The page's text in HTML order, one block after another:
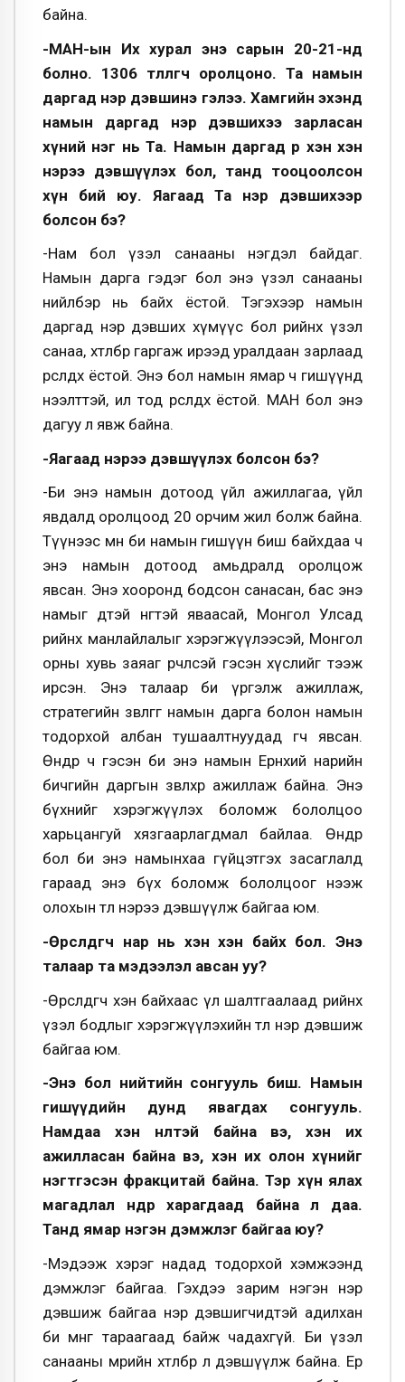
байна.
-МАН-ын Их хурал энэ сарын 20-21-нд
болно. 1306 төлөөлөгч оролцоно. Та намын
даргад нэр дэвшинэ гэлээ. Хамгийн эхэнд
намын даргад нэр дэвшихээ зарласан
хүний нэг нь Та. Намын даргад өөр хэн хэн
нэрээ дэвшүүлэх бол, танд тооцоолсон
хүн бий юу. Яагаад Та нэр дэвшихээр
болсон бэ?
-Нам бол үзэл санааны нэгдэл байдаг.
Намын дарга гэдэг бол энэ үзэл санааны
нийлбэр нь байх ёстой. Тэгэхээр намын
даргад нэр дэвших хүмүүс бол өөрийнхөө үзэл
санаа, хөтөлбөрөө гаргаж ирээд уралдаан зарлаад
өрсөлдөх ёстой. Энэ бол намын ямар ч гишүүнд
нээлттэй, ил тод өрсөлдөх ёстой. МАН бол энэ
дагуу л явж байна.
-Яагаад нэрээ дэвшүүлэх болсон бэ?
-Би энэ намын дотоод үйл ажиллагаа, үйл
явдалд оролцоод 20 орчим жил болж байна.
Түүнээс өмнө би намын гишүүн биш байхдаа ч
энэ намын дотоод амьдралд оролцож
явсан. Энэ хооронд бодсон санасан, бас энэ
намыг өөдтэй өнгөтэй яваасай, Монгол Улсад
өөрийнхөө манлайлалыг хэрэгжүүлээсэй, Монгол
орны хувь заяаг өөрчлөөсэй гэсэн хүслийг тээж
ирсэн. Энэ талаар би үргэлж ажиллаж,
стратегийн зөвлөгөөг намын дарга болон намын
тодорхой албан тушаалтнуудад өгч явсан.
Өнөөдөр ч гэсэн би энэ намын Ерөнхий нарийн
бичгийн даргын зөвлөхөөр ажиллаж байна. Энэ
бүхнийг хэрэгжүүлэх боломж бололцоо
харьцангуй хязгаарлагдмал байлаа. Өнөөдөр
бол би энэ намынхаа гүйцэтгэх засаглалд
гараад энэ бүх боломж бололцоог нээж
олохын төлөө нэрээ дэвшүүлж байгаа юм.
-Өрсөлдөгч нар нь хэн хэн байх бол. Энэ
талаар та мэдээлэл авсан уу?
-Өрсөлдөгч хэн байхаас үл шалтгаалаад өөрийнхөө
үзэл бодлыг хэрэгжүүлэхийн төлөө нэр дэвшиж
байгаа юм.
-Энэ бол нийтийн сонгууль биш. Намын
гишүүдийн дунд явагдах сонгууль.
Намдаа хэн нөлөөтэй байна вэ, хэн их
ажилласан байна вэ, хэн их олон хүнийг
нэгтгэсэн фракцитай байна. Тэр хүн ялах
магадлал өндөр харагдаад байна л даа.
Танд ямар нэгэн дэмжлэг байгаа юу?
-Мэдээж хэрэг надад тодорхой хэмжээнд
дэмжлэг байгаа. Гэхдээ зарим нэгэн нэр
дэвшиж байгаа нэр дэвшигчидтэй адилхан
би мөнгө тараагаад байж чадахгүй. Би үзэл
санааны мөрийн хөтөлбөрөө л дэвшүүлж байна. Ер